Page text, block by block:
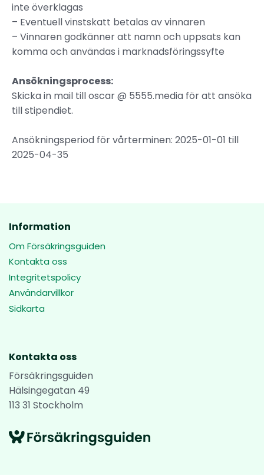
inte överklagas
– Eventuell vinstskatt betalas av vinnaren
– Vinnaren godkänner att namn och uppsats kan
komma och användas i marknadsföringssyfte
Ansökningsprocess:
Skicka in mail till oscar @ 5555.media för att ansöka
till stipendiet.
Ansökningsperiod för vårterminen: 2025-01-01 till
2025-04-35
Information
Om Försäkringsguiden
Kontakta oss
Integritetspolicy
Användarvillkor
Sidkarta
Kontakta oss
Försäkringsguiden
Hälsingegatan 49
113 31 Stockholm